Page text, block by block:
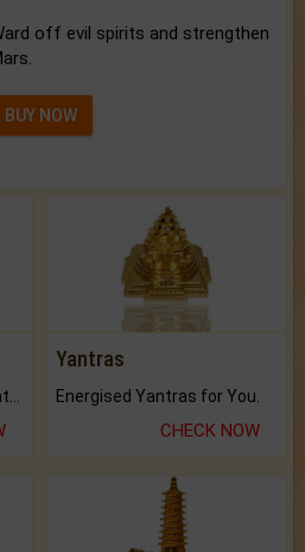
off evil spirits and strengthen
BUY NOW
Yantras
Energised Yantras for You.
CHECK NOW